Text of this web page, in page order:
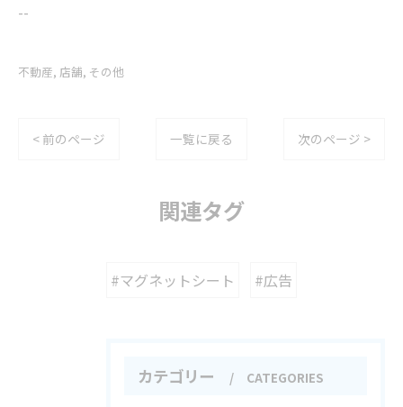
--
不動産 店舗 その他
< 前のページ 一覧に戻る 次のページ >
関連タグ
#マグネットシート #広告
カテゴリー CATEGORIES